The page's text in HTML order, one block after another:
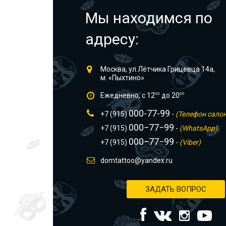
Мы находимся по
адресу:
Москва, ул.Лётчика Грицевца 14а,
м. «Пыхтино»
Ежедневно, с 1200 до 2000
+7 (915)000-77-99 - (Телефон
+7 (915) 000−77−99 - (WhatsApp)
+7 (915) 000−77−99 - (Viber)
domtattoo@yandex.ru
ЗАДАТЬ ВОПРОС